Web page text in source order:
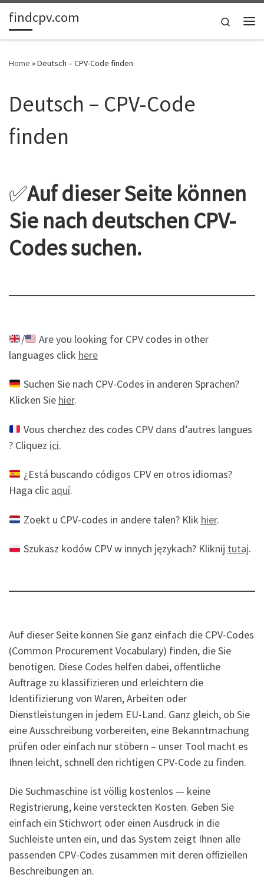
Skip to content
findcpv.com
Search
Home »Deutsch – CPV-Code finden
Deutsch – CPV-Code
finden
✅Auf dieser Seite können
Sie nach deutschen CPV-
Codes suchen.
/
Are you looking for CPV codes in other
languages click here
Suchen Sie nach CPV-Codes in anderen Sprachen?
Klicken Sie hier.
Vous cherchez des codes CPV dans d’autres langues
? Cliquez ici.
¿Está buscando códigos CPV en otros idiomas?
Haga clic aquí.
Zoekt u CPV-codes in andere talen? Klik hier.
Szukasz kodów CPV w innych językach? Kliknij tutaj.
Auf dieser Seite können Sie ganz einfach die CPV-Codes
(Common Procurement Vocabulary) finden, die Sie
benötigen. Diese Codes helfen dabei, öffentliche
Aufträge zu klassifizieren und erleichtern die
Identifizierung von Waren, Arbeiten oder
Dienstleistungen in jedem EU-Land. Ganz gleich, ob Sie
eine Ausschreibung vorbereiten, eine Bekanntmachung
prüfen oder einfach nur stöbern – unser Tool macht es
Ihnen leicht, schnell den richtigen CPV-Code zu finden.
Die Suchmaschine ist völlig kostenlos — keine
Registrierung, keine versteckten Kosten. Geben Sie
einfach ein Stichwort oder einen Ausdruck in die
Suchleiste unten ein, und das System zeigt Ihnen alle
passenden CPV-Codes zusammen mit deren offiziellen
Beschreibungen an.